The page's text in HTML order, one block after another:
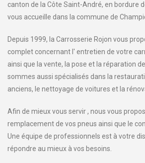
canton de la Côte Saint-André, en bordure
vous accueille dans la commune de
Depuis 1999, la Carrosserie Rojon vous
complet concernant l' entretien de votre
ainsi que la vente, la pose et la réparation
sommes aussi spécialisés dans la
anciens, le nettoyage de voitures et la
Afin de mieux vous servir , nous vous
remplacement de vos pneus ainsi que le
Une équipe de professionnels est à votre
répondre au mieux à vos besoins.